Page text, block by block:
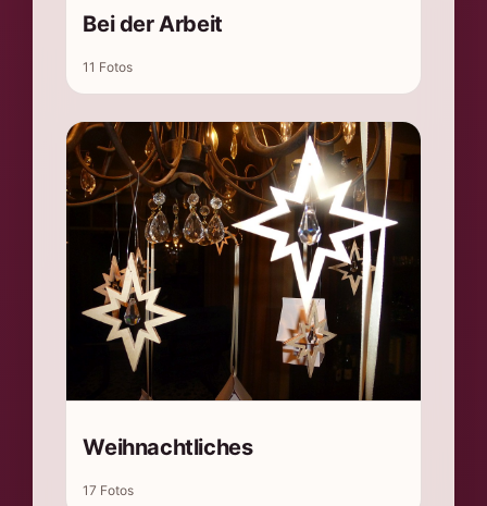
Bei der Arbeit
11 Fotos
Weihnachtliches
17 Fotos